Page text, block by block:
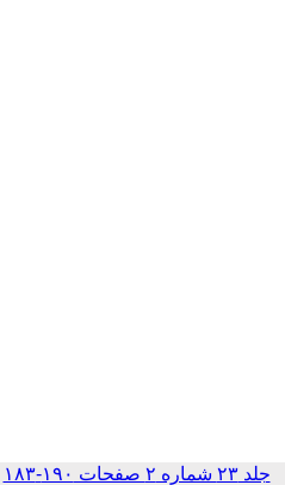
جلد ۲۳ شماره ۲ صفحات ۱۹۰-۱۸۳